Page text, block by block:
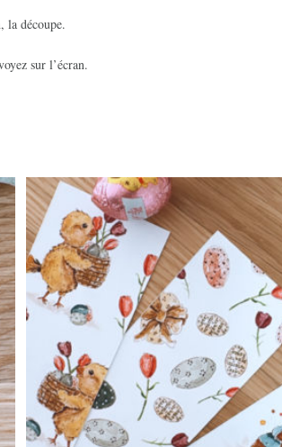
la découpe.
sur l’écran.